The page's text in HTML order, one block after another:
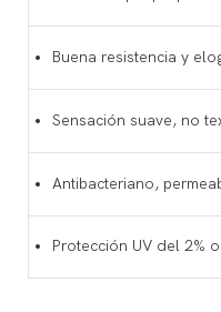
Buena resistencia y
Sensación suave, no
Antibacteriano,
Protección UV del 2% o